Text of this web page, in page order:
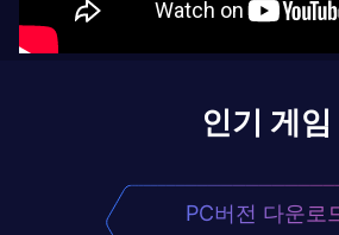
인기 게임
PC버전 다운로